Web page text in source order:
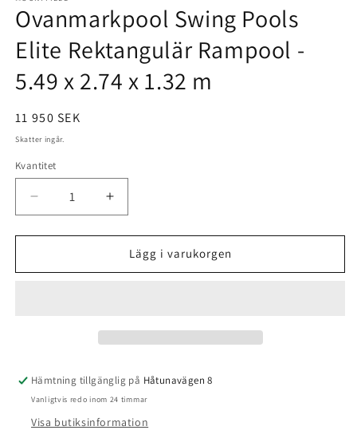
modalfönster
Ovanmarkpool Swing Pools
Elite Rektangulär Rampool -
5.49 x 2.74 x 1.32 m
Ordinarie
pris
11 950 SEK
Skatter ingår.
Kvantitet
Minska
kvantitet
för
Swing
x
2.74
x
Öka
kvantitet
för
Ovanmarkpool
Swing
x
2.74
x
Lägg i varukorgen
Hämtning tillgänglig på Håtunavägen 8
Vanligtvis redo inom 24 timmar
Visa butiksinformation